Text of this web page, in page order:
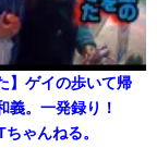
】ゲイの歩いて帰
義。一発録り！
ゃんねる。